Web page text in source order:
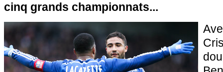
cinq grands championnats...